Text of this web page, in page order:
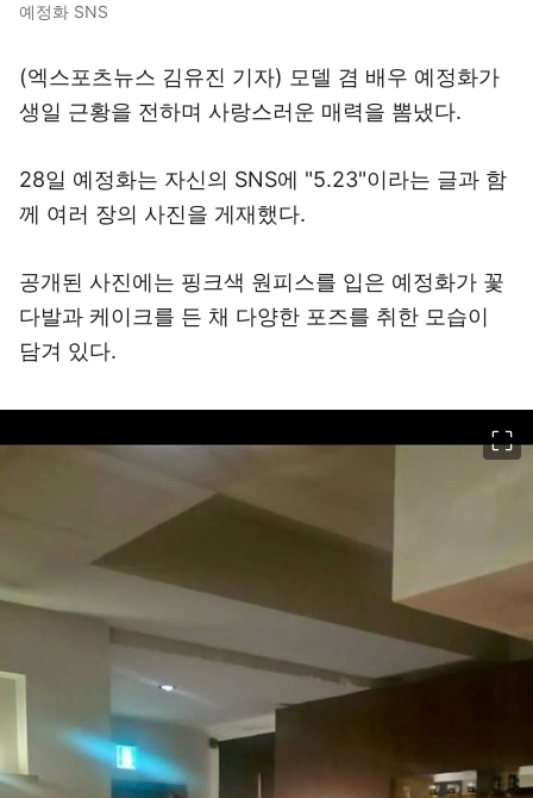
예정화 SNS
(엑스포츠뉴스 김유진 기자) 모델 겸 배우 예정화가
생일 근황을 전하며 사랑스러운 매력을 뽐냈다.
28일 예정화는 자신의 SNS에 "5.23"이라는 글과 함
께 여러 장의 사진을 게재했다.
공개된 사진에는 핑크색 원피스를 입은 예정화가 꽃
다발과 케이크를 든 채 다양한 포즈를 취한 모습이
담겨 있다.